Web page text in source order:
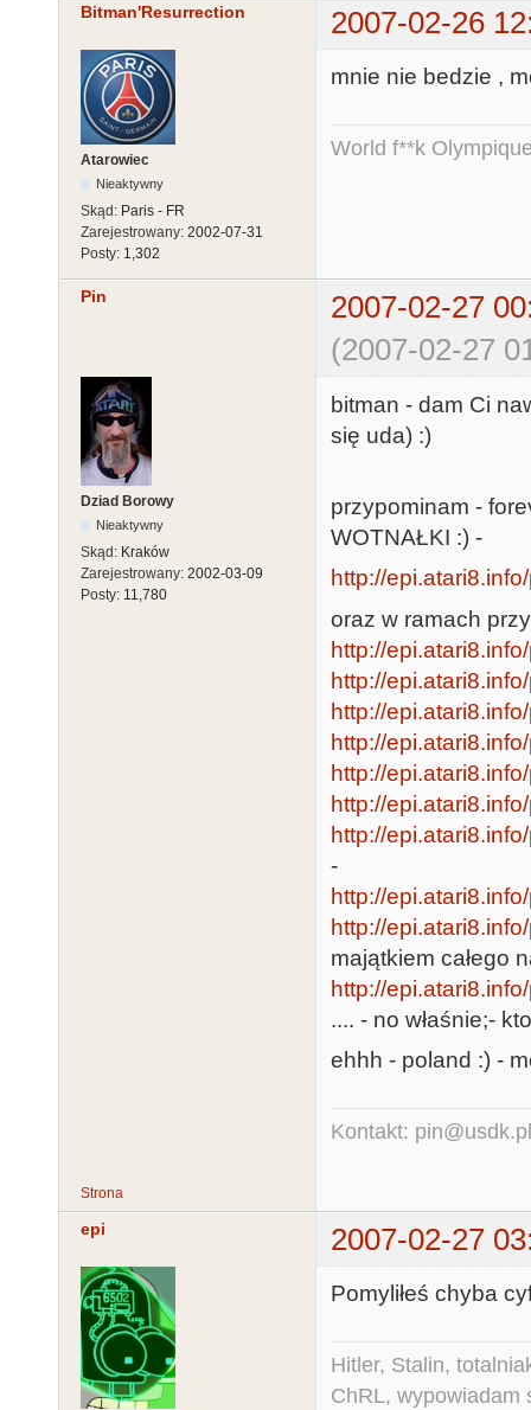
Bitman'Resurrection 2007-02-26
Atarowiec
Nieaktywny
Skąd: Paris - FR
Zarejestrowany: 2002-07-31
Posty: 1,302
mnie nie bedzie ,
World f**k
Pin
2007-02-27
(2007-02-27
Dziad Borowy
Nieaktywny
Skąd: Kraków
Zarejestrowany: 2002-03-09
Posty: 11,780
bitman - dam Ci
się uda) :)
przypominam -
WOTNAŁKI :) -
http://
oraz w ramach
http://
http://
http://
http://
http://
http://
http://
-
http://
http://
majątkiem całego
http://
.... - no właśnie;-
ehhh - poland :) -
Kontakt: pin@usdk.pl
Strona
epi 2007-02-27
Pomyliłeś chyba
Hitler, Stalin,
ChRL, wypowiadam